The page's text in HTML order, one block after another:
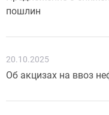
пошлин
20.10.2025
Об акцизах на ввоз